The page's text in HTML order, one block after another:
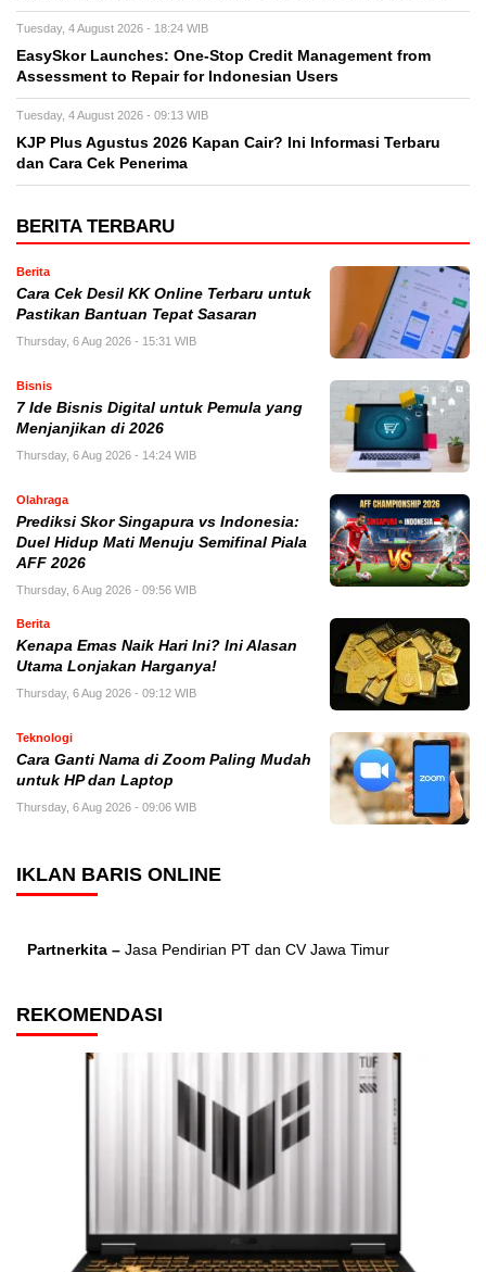
Tuesday, 4 August 2026 - 18:24 WIB
EasySkor Launches: One-Stop Credit Management from
Assessment to Repair for Indonesian Users
Tuesday, 4 August 2026 - 09:13 WIB
KJP Plus Agustus 2026 Kapan Cair? Ini Informasi Terbaru
dan Cara Cek Penerima
BERITA TERBARU
Berita
Cara Cek Desil KK Online Terbaru untuk
Pastikan Bantuan Tepat Sasaran
Thursday, 6 Aug 2026 - 15:31 WIB
Bisnis
7 Ide Bisnis Digital untuk Pemula yang
Menjanjikan di 2026
Thursday, 6 Aug 2026 - 14:24 WIB
Olahraga
Prediksi Skor Singapura vs Indonesia:
Duel Hidup Mati Menuju Semifinal Piala
AFF 2026
Thursday, 6 Aug 2026 - 09:56 WIB
Berita
Kenapa Emas Naik Hari Ini? Ini Alasan
Utama Lonjakan Harganya!
Thursday, 6 Aug 2026 - 09:12 WIB
Teknologi
Cara Ganti Nama di Zoom Paling Mudah
untuk HP dan Laptop
Thursday, 6 Aug 2026 - 09:06 WIB
IKLAN BARIS ONLINE
Partnerkita – Jasa Pendirian PT dan CV Jawa Timur
REKOMENDASI